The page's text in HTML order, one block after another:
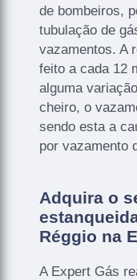
de bombeiros,
tubulação de
vazamentos. A
feito a cada 12
alguma
cheiro, o
sendo esta a
por vazamento
Adquira o
Réggio na
A Expert Gás